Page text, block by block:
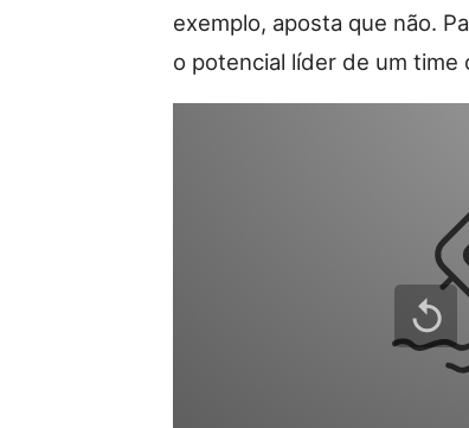
exemplo, aposta que não.
o potencial líder de um time